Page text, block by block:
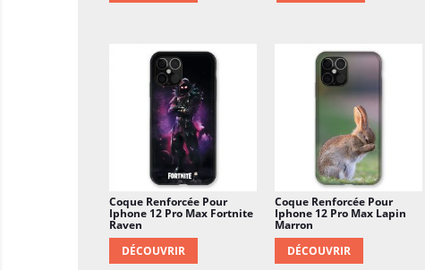
Coque Renforcée Pour
Iphone 12 Pro Max Fortnite
Raven
DÉCOUVRIR
Coque Renforcée Pour
Iphone 12 Pro Max Lapin
Marron
DÉCOUVRIR